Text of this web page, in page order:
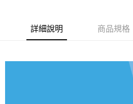
付款後7-11取貨（出貨後3~5天送達門市
每筆NT$100，滿NT$799(含以上)免運費
詳細說明 商品規格